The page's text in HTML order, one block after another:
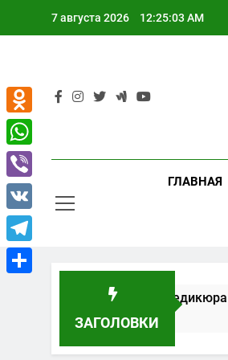
7 августа 2026 12:25:03 AM
ГЛАВНАЯ
ЗАГОЛОВКИ
для маникюра, педикюра и
Odnoklassniki
WhatsApp
Viber
VK
Telegram